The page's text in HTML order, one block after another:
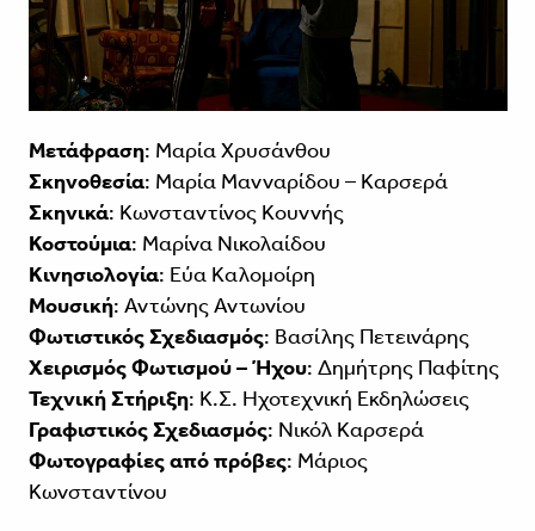
Μετάφραση: Μαρία Χρυσάνθου
Σκηνοθεσία: Μαρία Μανναρίδου – Καρσερά
Σκηνικά: Κωνσταντίνος Κουννής
Κοστούμια: Μαρίνα Νικολαίδου
Κινησιολογία: Εύα Καλομοίρη
Μουσική: Αντώνης Αντωνίου
Φωτιστικός Σχεδιασμός: Βασίλης Πετεινάρης
Χειρισμός Φωτισμού – Ήχου: Δημήτρης Παφίτης
Τεχνική Στήριξη: Κ.Σ. Ηχοτεχνική Εκδηλώσεις
Γραφιστικός Σχεδιασμός: Νικόλ Καρσερά
Φωτογραφίες από πρόβες: Μάριος
Κωνσταντίνου